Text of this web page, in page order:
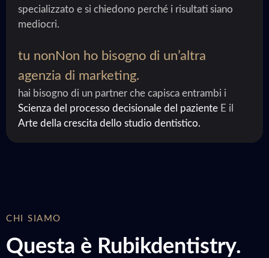
specializzato e si chiedono perché i risultati siano
mediocri.
tu nonNon ho bisogno di un’altra
agenzia di marketing.
hai bisogno di un partner che capisca entrambi i
Scienza del processo decisionale del paziente E il
Arte della crescita dello studio dentistico.
CHI SIAMO
Questa è Rubikdentistry.